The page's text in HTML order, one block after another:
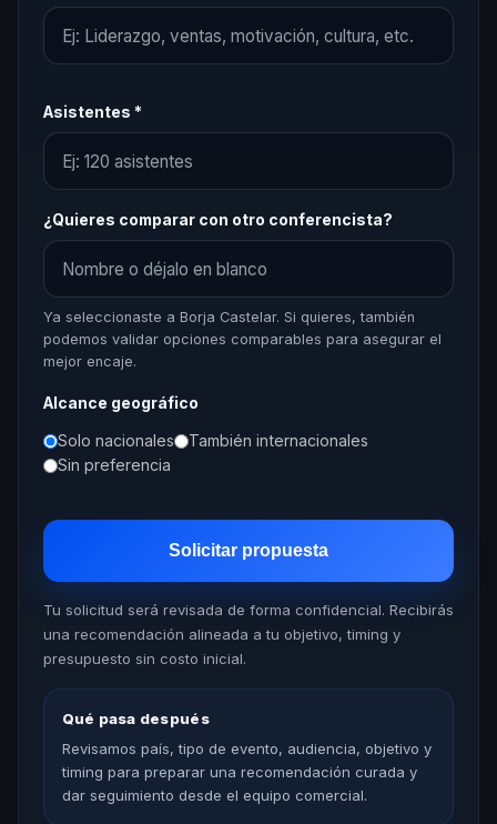
Asistentes *
¿Quieres comparar con otro conferencista?
Ya seleccionaste a Borja Castelar. Si quieres, también
podemos validar opciones comparables para asegurar el
mejor encaje.
Alcance geográfico
Solo nacionales
También internacionales
Sin preferencia
Solicitar propuesta
Tu solicitud será revisada de forma confidencial. Recibirás
una recomendación alineada a tu objetivo, timing y
presupuesto sin costo inicial.
Qué pasa después
Revisamos país, tipo de evento, audiencia, objetivo y
timing para preparar una recomendación curada y
dar seguimiento desde el equipo comercial.